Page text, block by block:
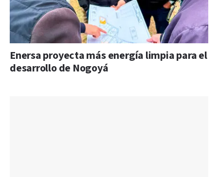
Enersa proyecta más energía limpia para el
desarrollo de Nogoyá